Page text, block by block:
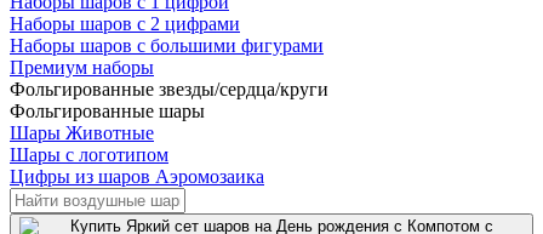
Наборы шаров с 2 цифрами
Наборы шаров с большими фигурами
Премиум наборы
Фольгированные звезды/сердца/круги
Фольгированные шары
Шары Животные
Шары с логотипом
Цифры из шаров Аэромозаика